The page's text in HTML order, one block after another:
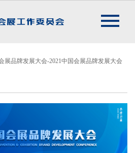
展品牌发展大会-2021中国会展品牌发展大会